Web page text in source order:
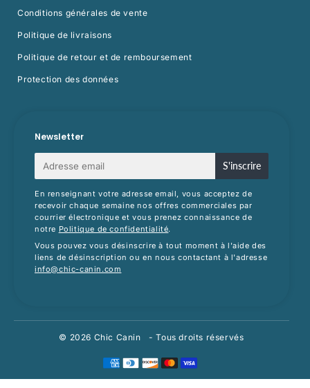
Conditions générales de vente
Politique de livraisons
Politique de retour et de remboursement
Protection des données
Newsletter
mail
S'inscrire
En renseignant votre adresse email, vous acceptez de
recevoir chaque semaine nos offres commerciales par
courrier électronique et vous prenez connaissance de
notre Politique de confidentialité.
Vous pouvez vous désinscrire à tout moment à l'aide des
liens de désinscription ou en nous contactant à l'adresse
info@chic-canin.com
© 2026 Chic Canin - Tous droits réservés